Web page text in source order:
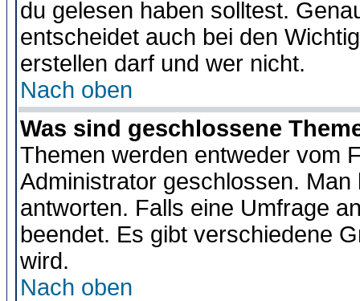
du gelesen haben solltest.
entscheidet auch bei den
erstellen darf und wer nicht.
Nach oben
Was sind geschlossene
Themen werden entweder vom
Administrator geschlossen.
antworten. Falls eine Umfrage
beendet. Es gibt verschiedene
wird.
Nach oben